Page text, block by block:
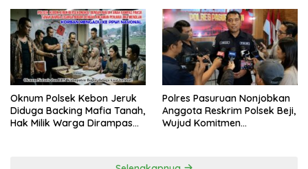
Oknum Polsek Kebon Jeruk
Diduga Backing Mafia Tanah,
Hak Milik Warga Dirampas
Polres Pasuruan Nonjobkan
Anggota Reskrim Polsek Beji,
Wujud Komitmen